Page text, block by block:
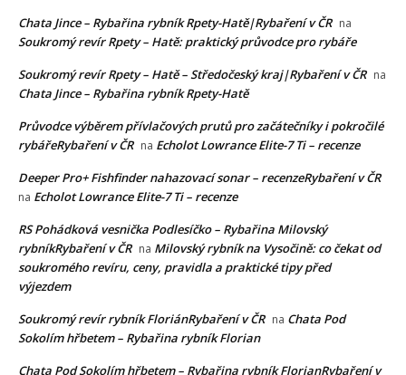
Chata Jince – Rybařina rybník Rpety-Hatě|Rybaření v ČR na
Soukromý revír Rpety – Hatě: praktický průvodce pro rybáře
Soukromý revír Rpety – Hatě – Středočeský kraj|Rybaření v ČR na
Chata Jince – Rybařina rybník Rpety-Hatě
Průvodce výběrem přívlačových prutů pro začátečníky i pokročilé
rybářeRybaření v ČR na Echolot Lowrance Elite-7 Ti – recenze
Deeper Pro+ Fishfinder nahazovací sonar – recenzeRybaření v ČR
na Echolot Lowrance Elite-7 Ti – recenze
RS Pohádková vesnička Podlesíčko – Rybařina Milovský
rybníkRybaření v ČR na Milovský rybník na Vysočině: co čekat od
soukromého revíru, ceny, pravidla a praktické tipy před
výjezdem
Soukromý revír rybník FloriánRybaření v ČR na Chata Pod
Sokolím hřbetem – Rybařina rybník Florian
Chata Pod Sokolím hřbetem – Rybařina rybník FlorianRybaření v